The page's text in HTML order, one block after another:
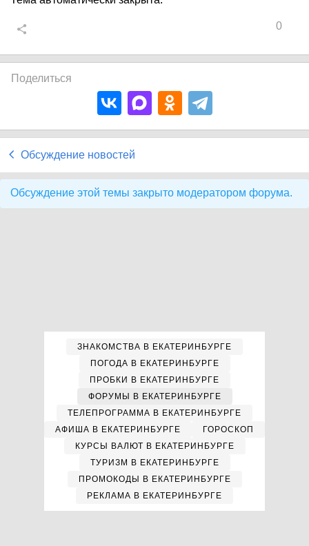
0
Поделиться
Обсуждение новостей
Обсуждение этой темы закрыто модератором форума.
ЗНАКОМСТВА В ЕКАТЕРИНБУРГЕ
ПОГОДА В ЕКАТЕРИНБУРГЕ
ПРОБКИ В ЕКАТЕРИНБУРГЕ
ФОРУМЫ В ЕКАТЕРИНБУРГЕ
ТЕЛЕПРОГРАММА В ЕКАТЕРИНБУРГЕ
АФИША В ЕКАТЕРИНБУРГЕ
ГОРОСКОП
КУРСЫ ВАЛЮТ В ЕКАТЕРИНБУРГЕ
ТУРИЗМ В ЕКАТЕРИНБУРГЕ
ПРОМОКОДЫ В ЕКАТЕРИНБУРГЕ
РЕКЛАМА В ЕКАТЕРИНБУРГЕ